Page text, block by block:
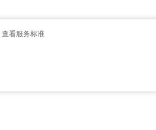
查看服务标准